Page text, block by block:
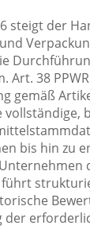
steigt der
38
gemäß
bis hin zu
führt
der